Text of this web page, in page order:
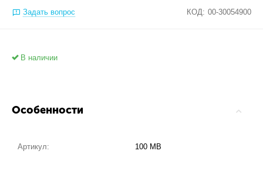
Задать вопрос КОД: 00-30054900
В наличии
Особенности
Артикул: 100 МВ